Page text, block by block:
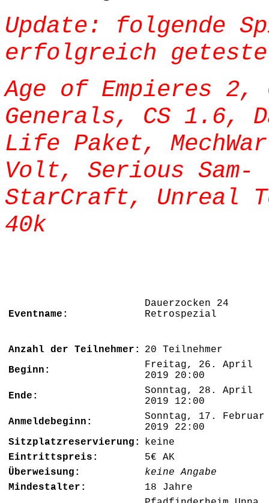
Update: folgende
erfolgreich
Age of Empieres
Generals, CS 1.6,
Life Paket,
Volt, Serious
StarCraft, Unreal
40k
Eventname:
Dauerzocken 24
Anzahl der Teilnehmer:
20 Teilnehmer
Beginn:
Freitag, 26. April
2019 20:00
Ende:
Sonntag, 28. April
2019 12:00
Anmeldebeginn:
Sonntag, 17. Februar
2019 22:00
Sitzplatzreservierung:
keine
Eintrittspreis:
5€ AK
Überweisung:
keine Angabe
Mindestalter:
18 Jahre